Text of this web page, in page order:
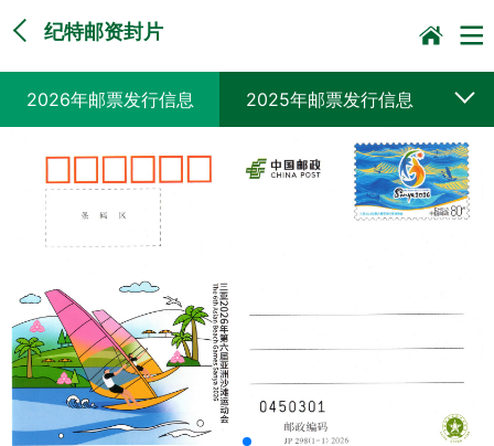
纪特邮资封片
2026年邮票发行信息 2025年邮票发行信息
2024年邮票发行信息 2023年邮票发行信息
2022年邮票发行信息 2021年邮票发行信息